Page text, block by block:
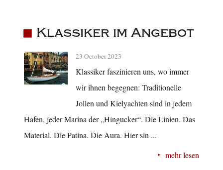
Klassiker im Angebot
23 October 2023
Klassiker faszinieren uns, wo immer
wir ihnen begegnen: Traditionelle
Jollen und Kielyachten sind in jedem
Hafen, jeder Marina der „Hingucker“. Die Linien. Das
Material. Die Patina. Die Aura. Hier sin ...
mehr lesen